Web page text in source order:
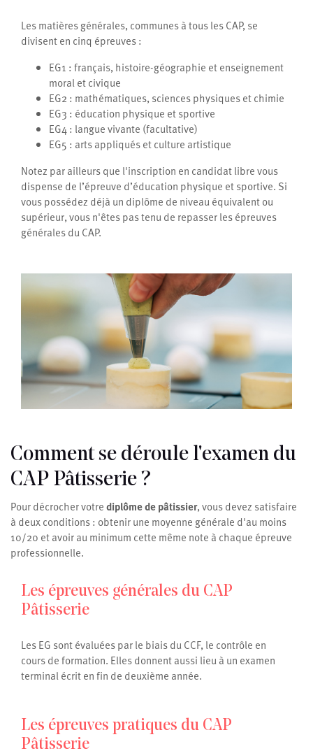
Les matières générales, communes à tous les CAP, se
divisent en cinq épreuves :
EG1 : français, histoire-géographie et enseignement
moral et civique
EG2 : mathématiques, sciences physiques et chimie
EG3 : éducation physique et sportive
EG4 : langue vivante (facultative)
EG5 : arts appliqués et culture artistique
Notez par ailleurs que l'inscription en candidat libre vous
dispense de l’épreuve d’éducation physique et sportive. Si
vous possédez déjà un diplôme de niveau équivalent ou
supérieur, vous n'êtes pas tenu de repasser les épreuves
générales du CAP.
Comment se déroule l'examen du
CAP Pâtisserie ?
Pour décrocher votrediplôme de pâtissier, vous devez satisfaire
à deux conditions : obtenir une moyenne générale d'au moins
10/20 et avoir au minimum cette même note à chaque épreuve
professionnelle.
Les épreuves générales du CAP
Pâtisserie
Les EG sont évaluées par le biais du CCF, le contrôle en
cours de formation. Elles donnent aussi lieu à un examen
terminal écrit en fin de deuxième année.
Les épreuves pratiques du CAP
Pâtisserie